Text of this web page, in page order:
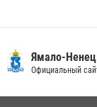
18 июля 2026, 09:36
«Росгвардия. Вехи
стратегических
Ямало-
Официальный